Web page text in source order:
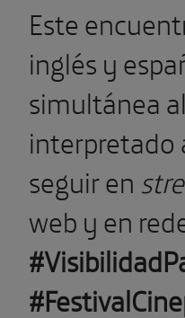
Este
inglés y
simultánea
interpretado
seguir en
web y en